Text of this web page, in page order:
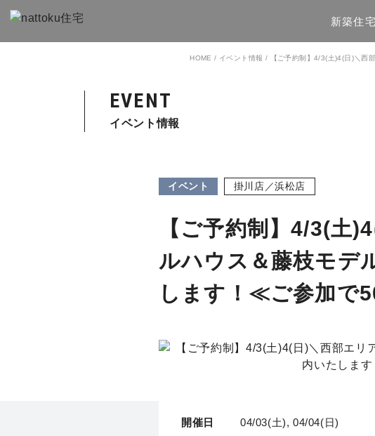
新築住宅
HOME / イベント情報 / 【ご予約制】4/3(土)4(日)＼
EVENT
イベント情報
イベント 掛川店／浜松店
【ご予約制】4/3(土
ルハウス＆藤枝モデ
します！≪ご参加で
開催日 04/03(土), 04/04(日)